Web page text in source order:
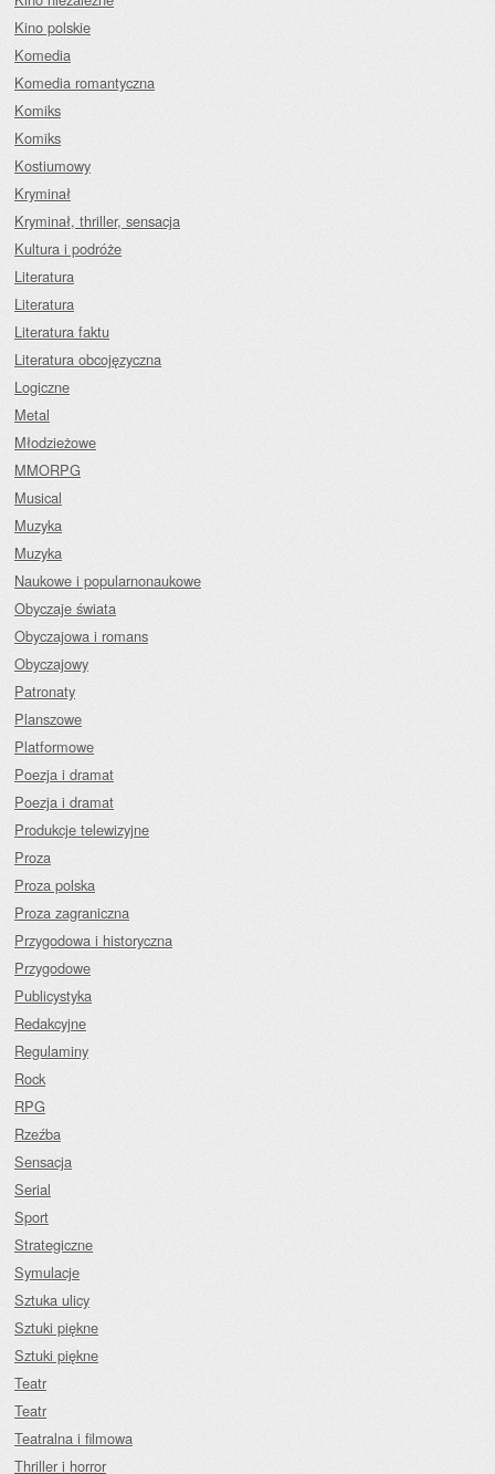
Kino polskie
Komedia
Komedia romantyczna
Komiks
Komiks
Kostiumowy
Kryminał
Kryminał, thriller, sensacja
Kultura i podróże
Literatura
Literatura
Literatura faktu
Literatura obcojęzyczna
Logiczne
Metal
Młodzieżowe
MMORPG
Musical
Muzyka
Muzyka
Naukowe i popularnonaukowe
Obyczaje świata
Obyczajowa i romans
Obyczajowy
Patronaty
Planszowe
Platformowe
Poezja i dramat
Poezja i dramat
Produkcje telewizyjne
Proza
Proza polska
Proza zagraniczna
Przygodowa i historyczna
Przygodowe
Publicystyka
Redakcyjne
Regulaminy
Rock
RPG
Rzeźba
Sensacja
Serial
Sport
Strategiczne
Symulacje
Sztuka ulicy
Sztuki piękne
Sztuki piękne
Teatr
Teatr
Teatralna i filmowa
Thriller i horror